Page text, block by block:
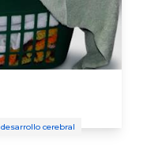
desarrollo cerebral